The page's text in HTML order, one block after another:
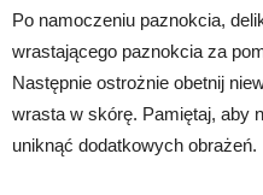
Po namoczeniu paznokcia,
wrastającego paznokcia za
Następnie ostrożnie obetnij
wrasta w skórę. Pamiętaj, aby
uniknąć dodatkowych obrażeń.